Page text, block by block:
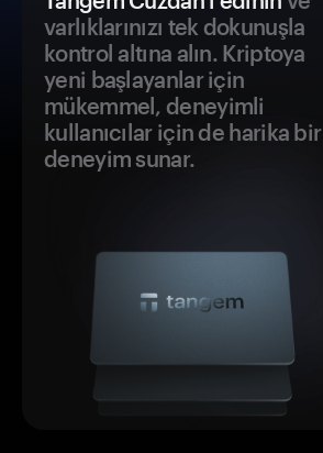
varlıklarınızı tek dokunuşla
kontrol altına alın. Kriptoya
yeni başlayanlar için
mükemmel, deneyimli
kullanıcılar için de harika bir
deneyim sunar.